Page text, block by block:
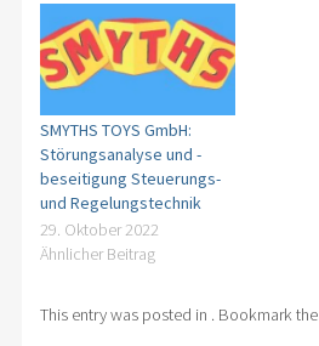
SMYTHS TOYS GmbH:
Störungsanalyse und -
beseitigung Steuerungs-
und Regelungstechnik
29. Oktober 2022
Ähnlicher Beitrag
This entry was posted in . Bookmark the